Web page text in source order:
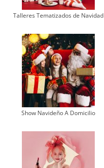
Talleres Tematizados de Navidad
Show Navideño A Domicilio